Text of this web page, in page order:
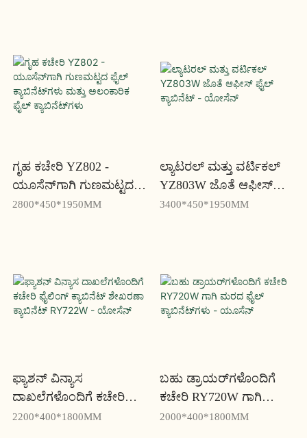
ಗೃಹ ಕಚೇರಿ YZ802 -
ಯೂಸೆನ್‌ಗಾಗಿ ಗುಣಮಟ್ಟದ
ಫೈಲ್ ಕ್ಯಾಬಿನೆಟ್‌ಗಳು ಮತ್ತು
2800*450*1950MM
ಲ್ಯಾಟರಲ್ ಮತ್ತು ವರ್ಟಿಕಲ್
YZ803W ಜೊತೆ ಆಫೀಸ್
ಫೈಲ್ ಕ್ಯಾಬಿನೆಟ್ - ಯೋಸೆನ್
3400*450*1950MM
ಫ್ಯಾಶನ್ ವಿನ್ಯಾಸ
ದಾಖಲೆಗಳೊಂದಿಗೆ ಕಚೇರಿ
ಫೈಲಿಂಗ್ ಕ್ಯಾಬಿನೆಟ್ ಶೇಖರಣಾ
2200*400*1800MM
ಬಹು ಡ್ರಾಯರ್‌ಗಳೊಂದಿಗೆ
ಕಚೇರಿ RY720W ಗಾಗಿ
ಮರದ ಫೈಲ್ ಕ್ಯಾಬಿನೆಟ್‌ಗಳು -
2000*400*1800MM